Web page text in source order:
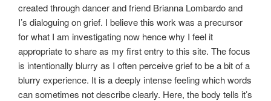
created through dancer and friend Brianna Lombardo and
I’s dialoguing on grief. I believe this work was a precursor
for what I am investigating now hence why I feel it
appropriate to share as my first entry to this site. The focus
is intentionally blurry as I often perceive grief to be a bit of a
blurry experience. It is a deeply intense feeling which words
can sometimes not describe clearly. Here, the body tells it’s